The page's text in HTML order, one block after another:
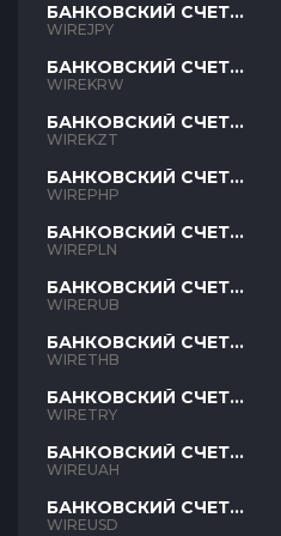
БАНКОВСКИЙ СЧЕТ
JPY
WIREJPY
БАНКОВСКИЙ СЧЕТ
KRW
WIREKRW
БАНКОВСКИЙ СЧЕТ
KZT
WIREKZT
БАНКОВСКИЙ СЧЕТ
PHP
WIREPHP
БАНКОВСКИЙ СЧЕТ
PLN
WIREPLN
БАНКОВСКИЙ СЧЕТ
RUB
WIRERUB
БАНКОВСКИЙ СЧЕТ
THB
WIRETHB
БАНКОВСКИЙ СЧЕТ
TRY
WIRETRY
БАНКОВСКИЙ СЧЕТ
UAH
WIREUAH
БАНКОВСКИЙ СЧЕТ
USD
WIREUSD